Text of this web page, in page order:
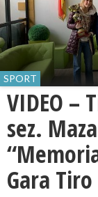
SPORT
VIDEO –
sez.
Gara